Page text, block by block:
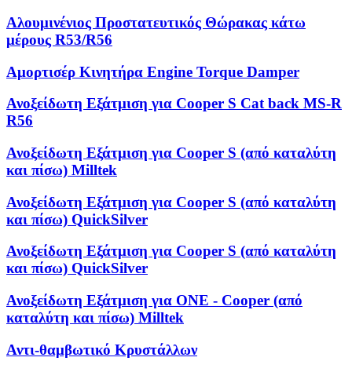
Αλουμινένιος Προστατευτικός Θώρακας κάτω
μέρους R53/R56
Αμορτισέρ Κινητήρα Engine Torque Damper
Ανοξείδωτη Eξάτμιση για Cooper S Cat back MS-R
R56
Ανοξείδωτη Εξάτμιση για Cooper S (από καταλύτη
και πίσω) Milltek
Ανοξείδωτη Εξάτμιση για Cooper S (από καταλύτη
και πίσω) QuickSilver
Ανοξείδωτη Εξάτμιση για Cooper S (από καταλύτη
και πίσω) QuickSilver
Ανοξείδωτη Εξάτμιση για ONE - Cooper (από
καταλύτη και πίσω) Milltek
Αντι-θαμβωτικό Κρυστάλλων